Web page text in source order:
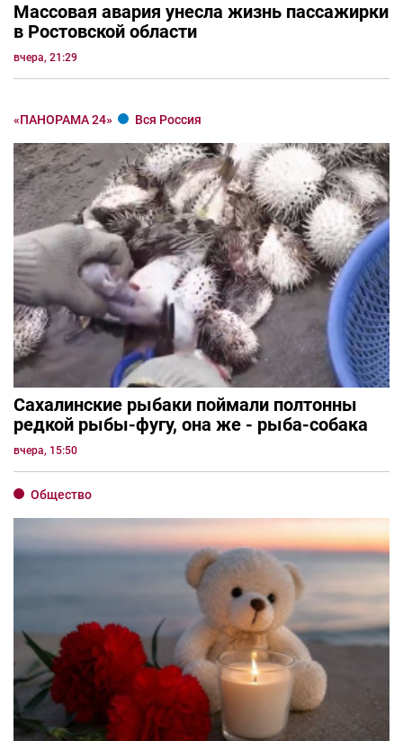
Массовая авария унесла жизнь пассажирки
в Ростовской области
вчера, 21:29
«ПАНОРАМА 24» Вся Россия
Сахалинские рыбаки поймали полтонны
редкой рыбы-фугу, она же - рыба-собака
вчера, 15:50
Общество